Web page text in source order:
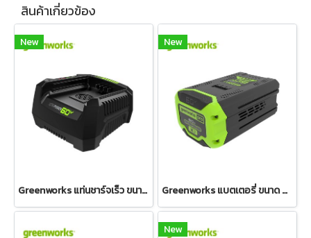
สินค้าเกี่ยวข้อง
New
Greenworks แท่นชาร์จเร็ว ขนาด 60V
New
Greenworks แบตเตอรี่ ขนาด 60V, ความจุ 8 แอมป์
New